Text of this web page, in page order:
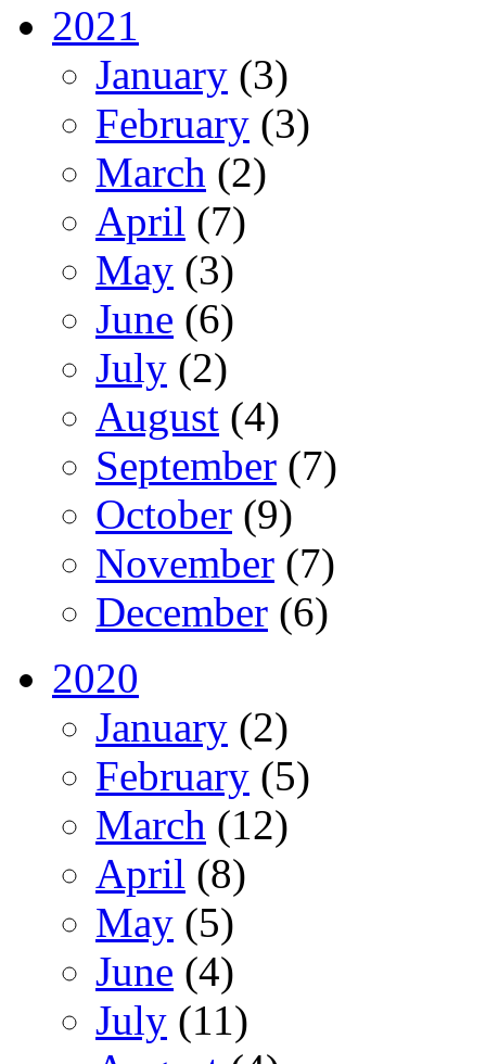
2021
January (3)
February (3)
March (2)
April (7)
May (3)
June (6)
July (2)
August (4)
September (7)
October (9)
November (7)
December (6)
2020
January (2)
February (5)
March (12)
April (8)
May (5)
June (4)
July (11)